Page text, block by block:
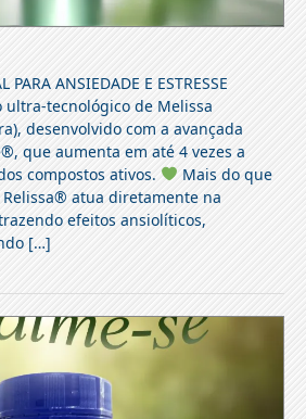
PARA ANSIEDADE E ESTRESSE
tecnológico de Melissa
desenvolvido com a avançada
que aumenta em até 4 vezes a
compostos ativos.
Mais do que
atua diretamente na
efeitos ansiolíticos,
[…]